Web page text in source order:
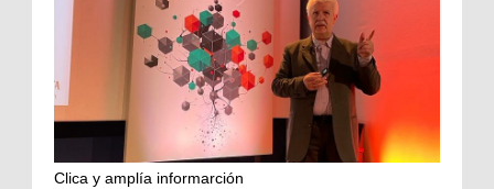
Clica y amplía informarción